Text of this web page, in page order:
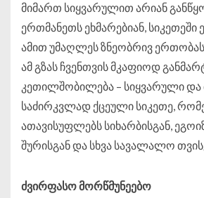
მიმართ სიყვარულით არიან
ერთმანეთს ეხმარებიან, სიკეთეში
ამით უმაღლეს ზნეობრივ ერთობას
ამ გზას ჩვენთვის მკაფიოდ
კეთილშობილება – სიყვარული და
საძირკვლად ქცეული სიკეთე,
ათავისუფლებს სიხარბისგან,
შურისგან და სხვა სავალალო
ძვირფასო მორწმუნეებო